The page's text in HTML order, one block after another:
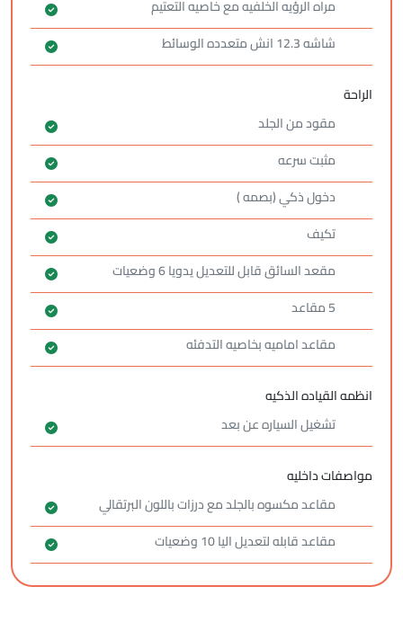
مراه الرؤيه الخلفيه مع خاصيه التعتيم
شاشه 12.3 انش متعدده الوسائط
الراحة
مقود من الجلد
مثبت سرعه
دخول ذكي (بصمه )
تكيف
مقعد السائق قابل للتعديل يدويا 6 وضعيات
مقاعد اماميه بخاصيه التدفئه
انظمه القياده الذكيه
تشغيل السياره عن بعد
مواصفات داخليه
مقاعد مكسوه بالجلد مع درزات باللون البرتقالي
مقاعد قابله لتعديل اليا 10 وضعيات